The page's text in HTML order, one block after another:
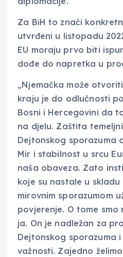
Za BiH to znači
utvrđeni u listopadu
EU moraju prvo biti
dođe do napretka u
„Njemačka može
kraju je do odlučnosti
Bosni i Hercegovini da
na djelu. Zaštita
Dejtonskog sporazuma
Mir i stabilnost u srcu
naša obaveza. Zato
koje su nastale u skladu
mirovnim sporazumom
povjerenje. O tome
ja. On je nadležan za
Dejtonskog sporazuma
važnosti. Zajedno